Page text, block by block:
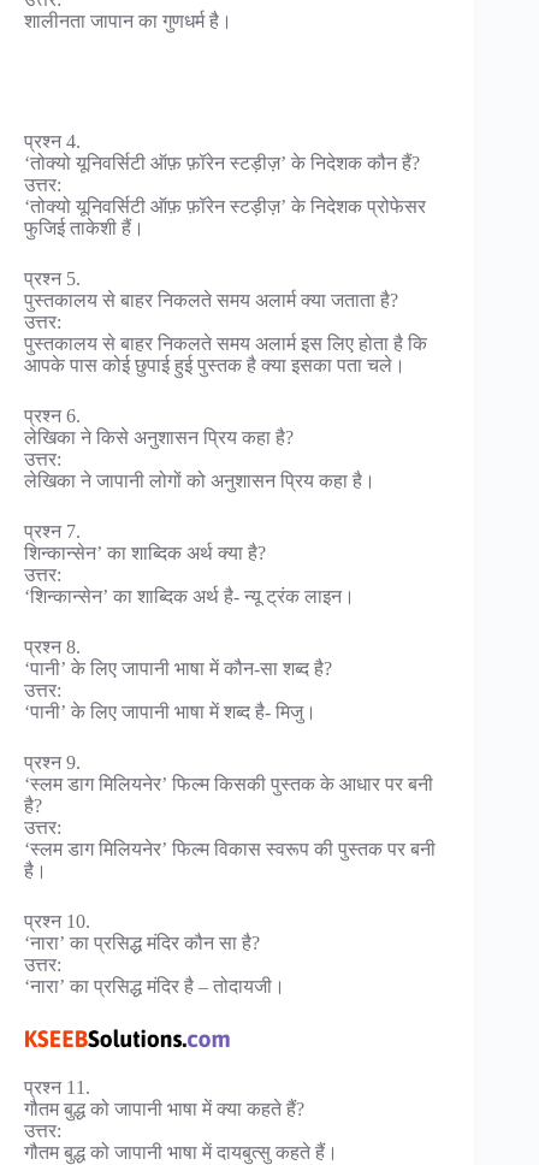
शालीनता जापान का गुणधर्म है।
प्रश्न 4.
‘तोक्यो यूनिवर्सिटी ऑफ़ फ़ॉरेन स्टड़ीज़’ के निदेशक कौन हैं?
उत्तर:
‘तोक्यो यूनिवर्सिटी ऑफ़ फ़ॉरेन स्टड़ीज़’ के निदेशक प्रोफेसर
फुजिई ताकेशी हैं।
प्रश्न 5.
पुस्तकालय से बाहर निकलते समय अलार्म क्या जताता है?
उत्तर:
पुस्तकालय से बाहर निकलते समय अलार्म इस लिए होता है कि
आपके पास कोई छुपाई हुई पुस्तक है क्या इसका पता चले।
प्रश्न 6.
लेखिका ने किसे अनुशासन प्रिय कहा है?
उत्तर:
लेखिका ने जापानी लोगों को अनुशासन प्रिय कहा है।
प्रश्न 7.
शिन्कान्सेन’ का शाब्दिक अर्थ क्या है?
उत्तर:
‘शिन्कान्सेन’ का शाब्दिक अर्थ है- न्यू ट्रंक लाइन।
प्रश्न 8.
‘पानी’ के लिए जापानी भाषा में कौन-सा शब्द है?
उत्तर:
‘पानी’ के लिए जापानी भाषा में शब्द है- मिजु।
प्रश्न 9.
‘स्लम डाग मिलियनेर’ फिल्म किसकी पुस्तक के आधार पर बनी
है?
उत्तर:
‘स्लम डाग मिलियनेर’ फिल्म विकास स्वरूप की पुस्तक पर बनी
है।
प्रश्न 10.
‘नारा’ का प्रसिद्ध मंदिर कौन सा है?
उत्तर:
‘नारा’ का प्रसिद्ध मंदिर है – तोदायजी।
प्रश्न 11.
गौतम बुद्ध को जापानी भाषा में क्या कहते हैं?
उत्तर:
गौतम बुद्ध को जापानी भाषा में दायबुत्सु कहते हैं।